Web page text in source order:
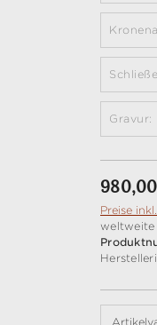
Gravur:
Preise